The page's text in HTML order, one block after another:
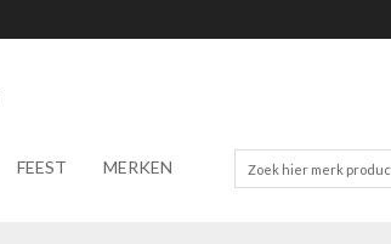
FEEST MERKEN